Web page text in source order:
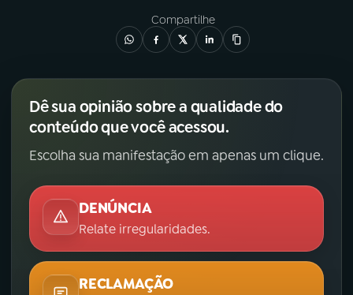
Compartilhe
Dê sua opinião sobre a qualidade do
conteúdo que você acessou.
Escolha sua manifestação em apenas um clique.
DENÚNCIA
Relate irregularidades.
RECLAMAÇÃO